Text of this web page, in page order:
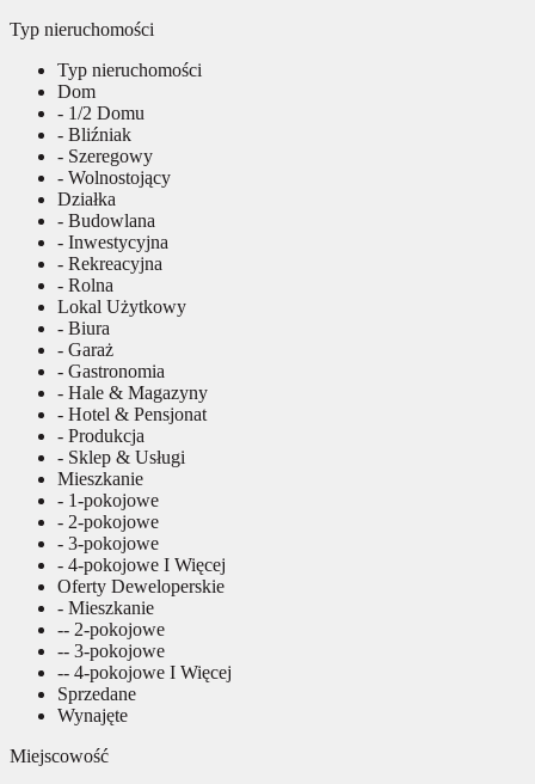
Typ nieruchomości
Typ nieruchomości
Dom
- 1/2 Domu
- Bliźniak
- Szeregowy
- Wolnostojący
Działka
- Budowlana
- Inwestycyjna
- Rekreacyjna
- Rolna
Lokal Użytkowy
- Biura
- Garaż
- Gastronomia
- Hale & Magazyny
- Hotel & Pensjonat
- Produkcja
- Sklep & Usługi
Mieszkanie
- 1-pokojowe
- 2-pokojowe
- 3-pokojowe
- 4-pokojowe I Więcej
Oferty Deweloperskie
- Mieszkanie
-- 2-pokojowe
-- 3-pokojowe
-- 4-pokojowe I Więcej
Sprzedane
Wynajęte
Miejscowość